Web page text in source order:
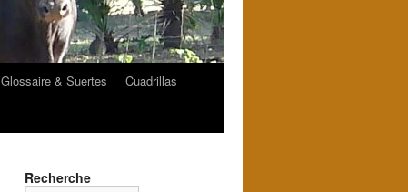
Glossaire & Suertes
Cuadrillas
Recherche